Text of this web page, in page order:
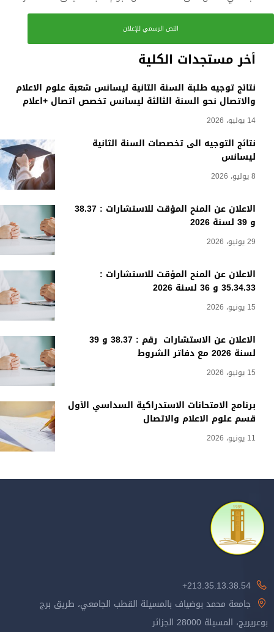
أخر مستجدات الكلية
نتائج توجيه طلبة السنة الثانية ليسانس شعبة علوم الاعلام
والاتصال نحو السنة الثالثة ليسانس تخصص اتصال +اعلام
14 يوليو، 2026
نتائج التوجيه الى تخصصات السنة الثانية
ليسانس
8 يوليو، 2026
الاعلان عن المنح المؤقت للاستشارات : 38.37
و 39 لسنة 2026
29 يونيو، 2026
الاعلان عن المنح المؤقت للاستشارات :
35.34.33 و 36 لسنة 2026
15 يونيو، 2026
الاعلان عن الاستشارات رقم : 38.37 و 39
لسنة 2026 مع دفاتر الشروط
15 يونيو، 2026
برنامج الامتحانات الاستدراكية السداسي الأول
قسم علوم الاعلام والاتصال
11 يونيو، 2026
النص الرسمي للإعلان
213.35.13.38.54+
جامعة محمد بوضياف بالمسيلة القطب الجامعي، طريق برج
بوعريريج، المسيلة 28000 الجزائر